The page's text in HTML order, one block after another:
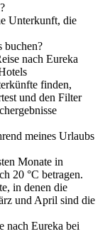
Unterkunft, die
buchen?
nach Eureka
finden,
und den Filter
meines Urlaubs
Monate in
20 °C betragen.
in denen die
und April sind die
nach Eureka bei